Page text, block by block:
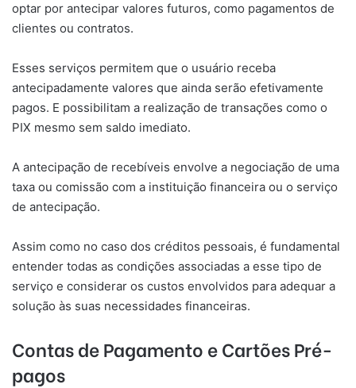
optar por antecipar valores futuros, como pagamentos de
clientes ou contratos.
Esses serviços permitem que o usuário receba
antecipadamente valores que ainda serão efetivamente
pagos. E possibilitam a realização de transações como o
PIX mesmo sem saldo imediato.
A antecipação de recebíveis envolve a negociação de uma
taxa ou comissão com a instituição financeira ou o serviço
de antecipação.
Assim como no caso dos créditos pessoais, é fundamental
entender todas as condições associadas a esse tipo de
serviço e considerar os custos envolvidos para adequar a
solução às suas necessidades financeiras.
Contas de Pagamento e Cartões Pré-
pagos